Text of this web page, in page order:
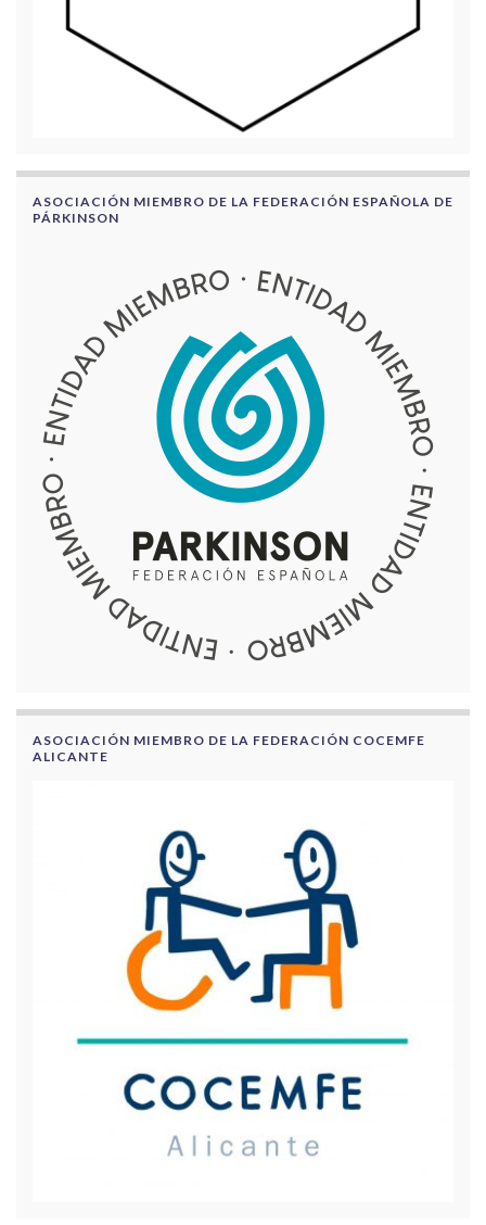
ASOCIACIÓN MIEMBRO DE LA FEDERACIÓN ESPAÑOLA DE
PÁRKINSON
ASOCIACIÓN MIEMBRO DE LA FEDERACIÓN COCEMFE
ALICANTE